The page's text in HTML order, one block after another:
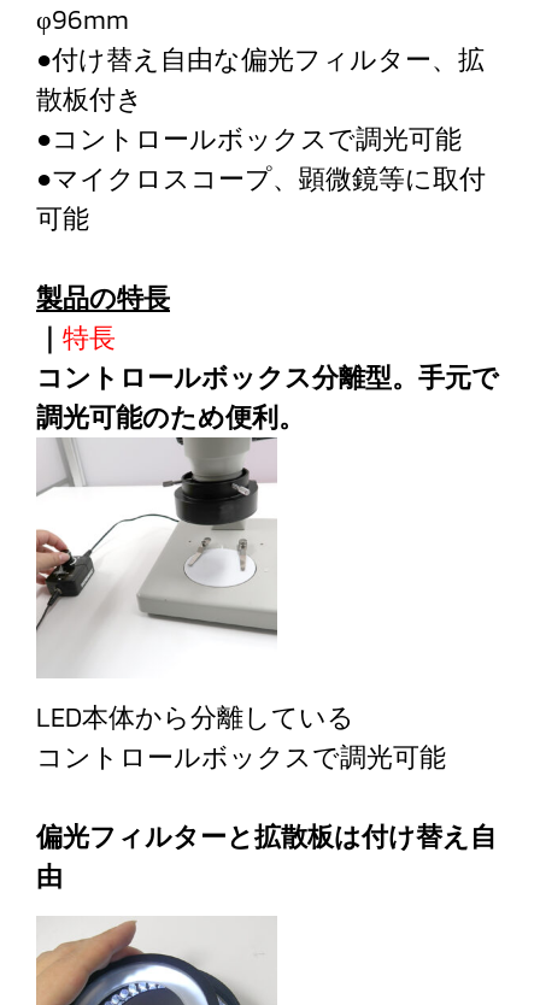
φ96mm
●付け替え自由な偏光フィルター、拡
散板付き
●コントロールボックスで調光可能
●マイクロスコープ、顕微鏡等に取付
可能
製品の特長
｜ 特長
コントロールボックス分離型。手元で
調光可能のため便利。
LED本体から分離している
コントロールボックスで調光可能
偏光フィルターと拡散板は付け替え自
由